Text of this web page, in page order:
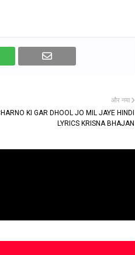
और नया
KI GAR DHOOL JO MIL JAYE HINDI
LYRICS KRISNA BHAJAN